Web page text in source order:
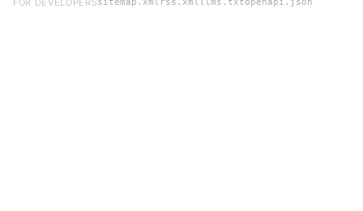
FOR DEVELOPERS